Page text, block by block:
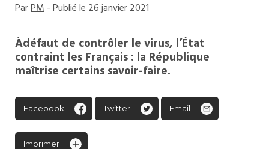
ParPM- Publié le 26 janvier 2021
Àdéfaut de contrôler le virus, l’État
contraint les Français : la République
maîtrise certains savoir-faire.
Facebook Twitter Email
Imprimer